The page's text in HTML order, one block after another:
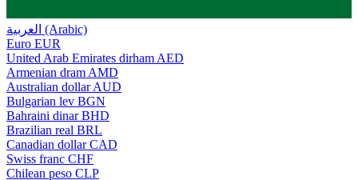
العربية (Arabic)
Euro EUR
United Arab Emirates dirham AED
Armenian dram AMD
Australian dollar AUD
Bulgarian lev BGN
Bahraini dinar BHD
Brazilian real BRL
Canadian dollar CAD
Swiss franc CHF
Chilean peso CLP